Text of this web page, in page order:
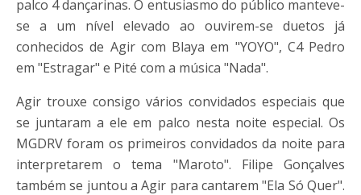
palco 4 dançarinas. O entusiasmo do público manteve-
se a um nível elevado ao ouvirem-se duetos já
conhecidos de Agir com Blaya em "YOYO", C4 Pedro
em "Estragar" e Pité com a música "Nada".
Agir trouxe consigo vários convidados especiais que
se juntaram a ele em palco nesta noite especial. Os
MGDRV foram os primeiros convidados da noite para
interpretarem o tema "Maroto". Filipe Gonçalves
também se juntou a Agir para cantarem "Ela Só Quer".